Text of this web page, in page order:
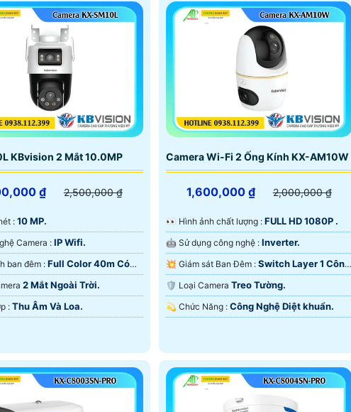
KBvision 2 Mắt 10.0MP
₫ 2,500,000 ₫
: 10 MP.
🏆 Công Nghệ Camera : IP Wifi.
🌈 Hình ảnh ban đêm : Full Color 40m Có
2 Mắt Ngoài Trời.
️💫 Tích Hợp : Thu Âm Và Loa.
Camera Wi-Fi 2 Ống Kính KX-AM10W
1,600,000 ₫ 2,000,000 ₫
️👀 Hình ảnh chất lượng : FULL HD 1080P .
🤖️ Sử dụng công nghệ : Inverter.
💥 Giám sát Ban Đêm : Switch Layer 1 Công
Nghệ Làm Lạnh iAUTO-X.
🛡 Loại Camera Treo Tường.
️💫 Chức Năng : Công Nghệ Diệt khuẩn.